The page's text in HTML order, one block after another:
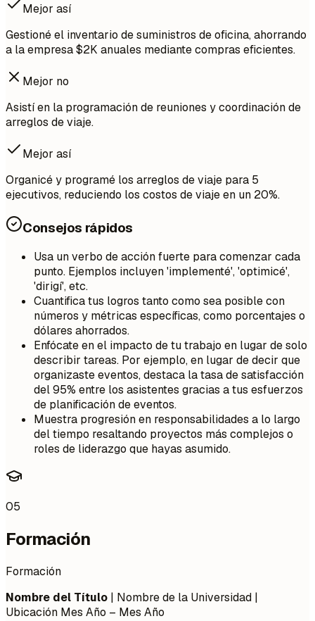
Mejor así
Gestioné el inventario de suministros de oficina, ahorrando
a la empresa $2K anuales mediante compras eficientes.
Mejor no
Asistí en la programación de reuniones y coordinación de
arreglos de viaje.
Mejor así
Organicé y programé los arreglos de viaje para 5
ejecutivos, reduciendo los costos de viaje en un 20%.
Consejos rápidos
Usa un verbo de acción fuerte para comenzar cada
punto. Ejemplos incluyen 'implementé', 'optimicé',
'dirigí', etc.
Cuantifica tus logros tanto como sea posible con
números y métricas específicas, como porcentajes o
dólares ahorrados.
Enfócate en el impacto de tu trabajo en lugar de solo
describir tareas. Por ejemplo, en lugar de decir que
organizaste eventos, destaca la tasa de satisfacción
del 95% entre los asistentes gracias a tus esfuerzos
de planificación de eventos.
Muestra progresión en responsabilidades a lo largo
del tiempo resaltando proyectos más complejos o
roles de liderazgo que hayas asumido.
05
Formación
Formación
Nombre del Título | Nombre de la Universidad |
Ubicación Mes Año – Mes Año